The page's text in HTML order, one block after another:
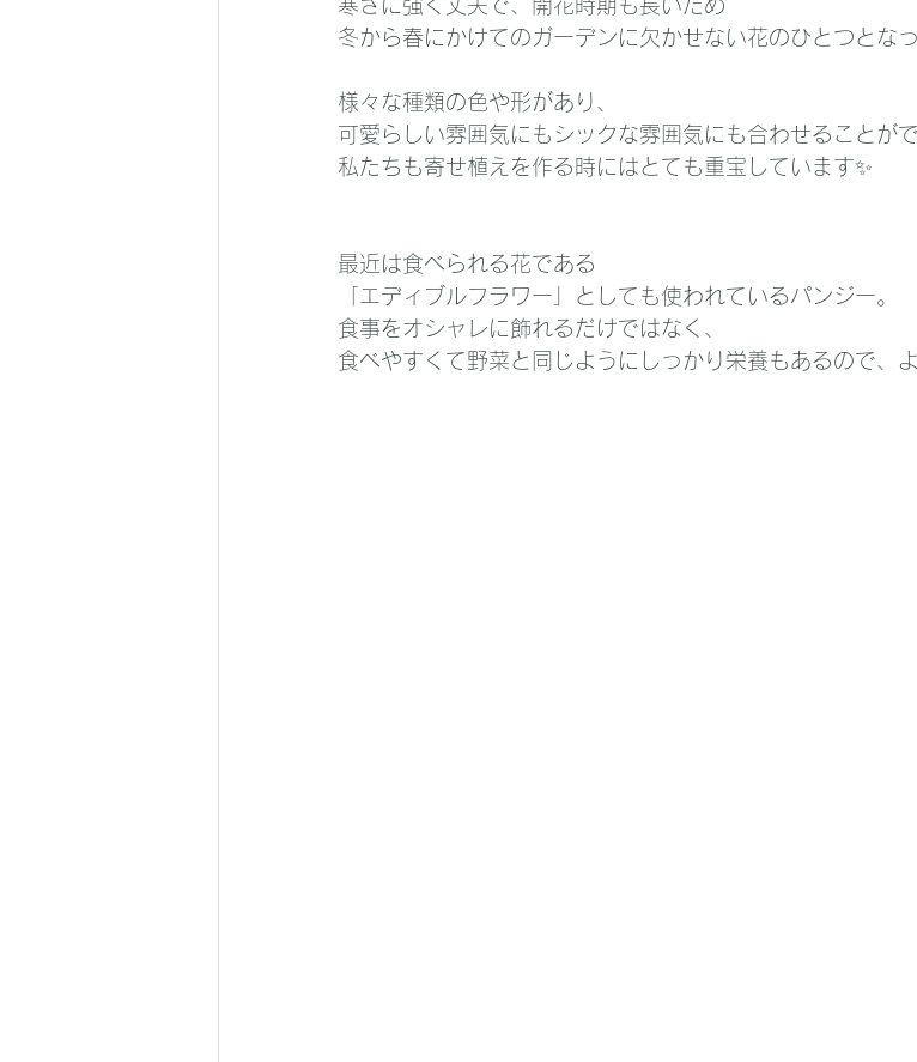
寒さに強く丈夫で、開花時期も長いため
冬から春にかけてのガーデンに欠かせない花のひとつとなっ
様々な種類の色や形があり、
可愛らしい雰囲気にもシックな雰囲気にも合わせることが
私たちも寄せ植えを作る時にはとても重宝しています✨
最近は食べられる花である
「エディブルフラワー」としても使われているパンジー。
食事をオシャレに飾れるだけではなく、
食べやすくて野菜と同じようにしっかり栄養もあるので、